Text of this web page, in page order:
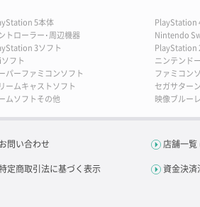
5本体 PlayStation
トローラー･周辺機器 Nintendo
3ソフト PlayStation
フト ニンテンド
パーファミコンソフト ファミコン
ームキャストソフト セガサター
ムソフトその他 映像ブルー
お問い合わせ 店舗一覧
定商取引法に基づく表示 資金決